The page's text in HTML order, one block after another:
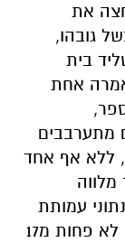
את
גובהו,
בית
אחת
מתערבבים
ללא אף אחד
מלווה
עמותת
'אור ירוק', משנת 2004 ועד ימנו נהרגו לא פחות מ17